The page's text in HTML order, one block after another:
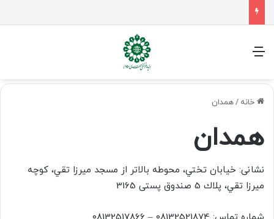
منو
خانه /همدان
همدان
نشانی: خيابان تختي، محوطه بالاتر از مسجد ميرزا تقي، كوچه
ميرزا تقي، پلاك 5 صندوق پستی 3165